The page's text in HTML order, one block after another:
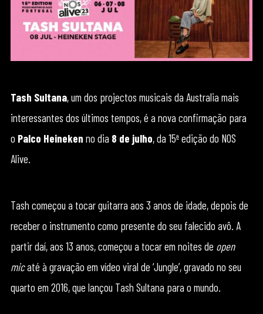
Tash Sultana, um dos projectos musicais da Australia mais
interessantes dos últimos tempos, é a nova confirmação para
o Palco Heineken no dia 8 de julho, da 15ª edição do NOS
Alive.
Tash começou a tocar guitarra aos 3 anos de idade, depois de
receber o instrumento como presente do seu falecido avô. A
partir daí, aos 13 anos, começou a tocar em noites de open
micaté à gravação em vídeo viral de ‘Jungle’, gravado no seu
quarto em 2016, que lançou Tash Sultana para o mundo.